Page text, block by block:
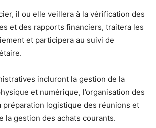
il ou elle veillera à la vérification des
et des rapports financiers, traitera les
et participera au suivi de
incluront la gestion de la
et numérique, l’organisation des
préparation logistique des réunions et
la gestion des achats courants.